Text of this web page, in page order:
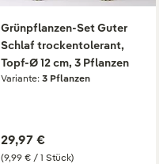
Grünpflanzen-Set Guter
Schlaf trockentolerant,
Topf-Ø 12 cm, 3 Pflanzen
Variante: 3 Pflanzen
(9,99 € / 1 Stück)
29,97 €